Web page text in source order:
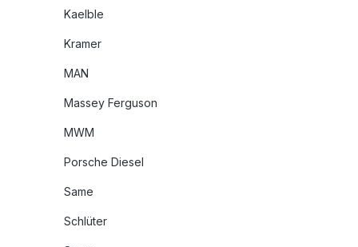
Kaelble
Kramer
MAN
Massey Ferguson
MWM
Porsche Diesel
Same
Schlüter